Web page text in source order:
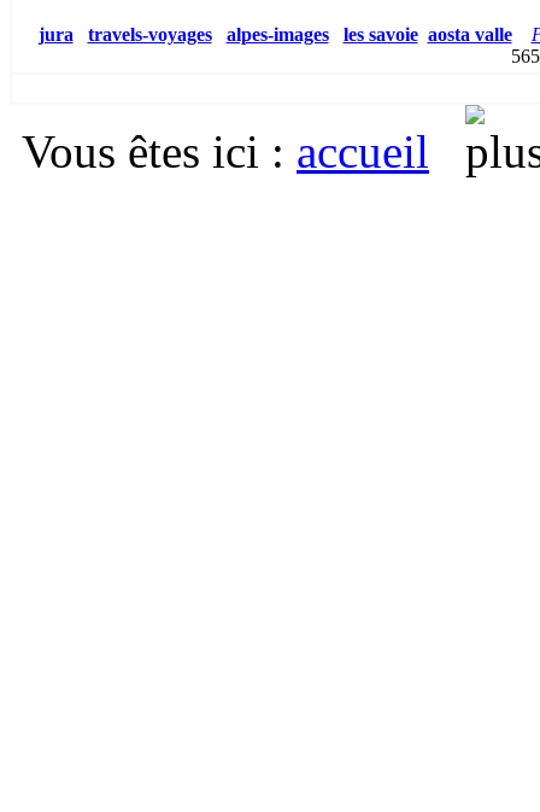
jura travels-voyages alpes-images les savoie aosta valle
Vous êtes ici : accueil